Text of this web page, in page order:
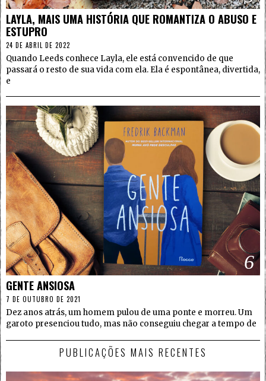
LAYLA, MAIS UMA HISTÓRIA QUE ROMANTIZA O ABUSO E
ESTUPRO
24 DE ABRIL DE 2022
Quando Leeds conhece Layla, ele está convencido de que
passará o resto de sua vida com ela. Ela é espontânea, divertida,
e
6
GENTE ANSIOSA
7 DE OUTUBRO DE 2021
Dez anos atrás, um homem pulou de uma ponte e morreu. Um
garoto presenciou tudo, mas não conseguiu chegar a tempo de
PUBLICAÇÕES MAIS RECENTES